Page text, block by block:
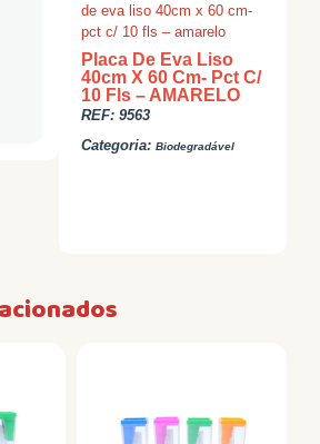
de eva liso 40cm x 60 cm-
pct c/ 10 fls – amarelo
Placa De Eva Liso
40cm X 60 Cm- Pct C/
10 Fls – AMARELO
REF:9563
Categoria: Biodegradável